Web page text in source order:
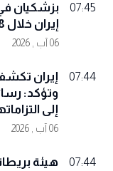
07:45
بزشكيان
إيران خلال 48 ساعة فشل.. ووحدتكم أحبطته
06 آب , 2026
07:44
إيران
وتؤكد:
إلى
06 آب , 2026
07:44
هيئة